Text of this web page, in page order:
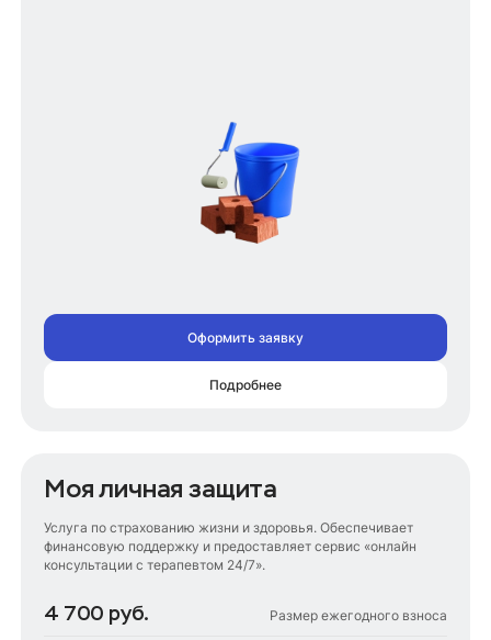
Оформить заявку
Подробнее
Моя личная защита
Услуга по страхованию жизни и здоровья. Обеспечивает
финансовую поддержку и предоставляет сервис «онлайн
консультации с терапевтом 24/7».
4 700 руб. Размер ежегодного взноса